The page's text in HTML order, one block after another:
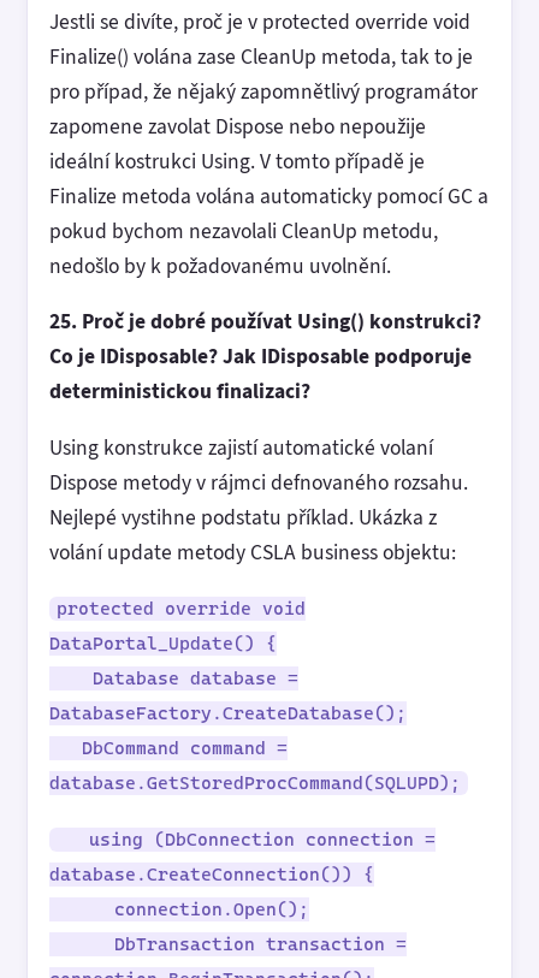
Jestli se divíte, proč je v protected override void
Finalize() volána zase CleanUp metoda, tak to je
pro případ, že nějaký zapomnětlivý programátor
zapomene zavolat Dispose nebo nepoužije
ideální kostrukci Using. V tomto případě je
Finalize metoda volána automaticky pomocí GC a
pokud bychom nezavolali CleanUp metodu,
nedošlo by k požadovanému uvolnění.
25. Proč je dobré používat Using() konstrukci?
Co je IDisposable? Jak IDisposable podporuje
deterministickou finalizaci?
Using konstrukce zajistí automatické volaní
Dispose metody v rájmci defnovaného rozsahu.
Nejlepé vystihne podstatu příklad. Ukázka z
volání update metody CSLA business objektu:
protected override void
DataPortal_Update() {
Database database =
DatabaseFactory.CreateDatabase();
DbCommand command =
database.GetStoredProcCommand(SQLUPD);
using (DbConnection connection =
database.CreateConnection()) {
connection.Open();
DbTransaction transaction =